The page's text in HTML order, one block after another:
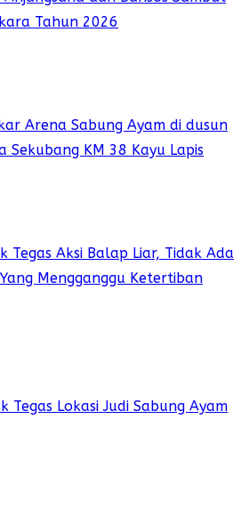
Tahun 2026
Arena Sabung Ayam di dusun
Sekubang KM 38 Kayu Lapis
Tegas Aksi Balap Liar, Tidak Ada
Mengganggu Ketertiban
Tegas Lokasi Judi Sabung Ayam